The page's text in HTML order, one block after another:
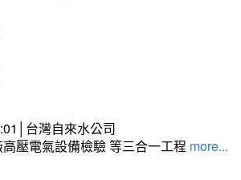
台灣自來水公司
壓電氣設備檢驗 等三合一工程 more...